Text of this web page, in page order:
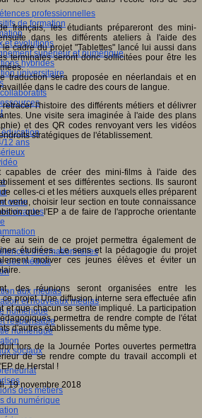
professionnelles
de formation
et évolutions
supérieur et numérique
hybrides
universitaire
éducation
12 ans
orale
vivantes
informationnelles
des médias
aux médias
et nouveaux médias
numérique
responsable
numérique
sociaux
des métiers
du numérique
français, les étudiants prépareront des mini-
dans les différents ateliers à l'aide des
cadre du projet "Tablettes" lancé lui aussi dans
terminales seront donc sollicitées pour être les
traduction sera proposée en néerlandais et en
dans le cadre des cours de langue.
l'histoire des différents métiers et délivrer
Une visite sera imaginée à l'aide des plans
et des QR codes renvoyant vers les vidéos
stratégiques de l'établissement.
capables de créer des mini-films à l'aide des
et ses différentes sections. Ils sauront
celles-ci et les métiers auxquels elles préparent
venu, choisir leur section en toute connaissance
que l'EP a de faire de l'approche orientante
au sein de ce projet permettra également de
étudiées. Le sens et la pédagogie du projet
motiver ces jeunes élèves et éviter un
des réunions seront organisées entre les
projet. Une diffusion interne sera effectuée afin
et que chacun se sente impliqué. La participation
permettra de rendre compte de l'état
d'autres établissements du même type.
lors de la Journée Portes ouvertes permettra
de se rendre compte du travail accompli et
de Herstal !
19 novembre 2018